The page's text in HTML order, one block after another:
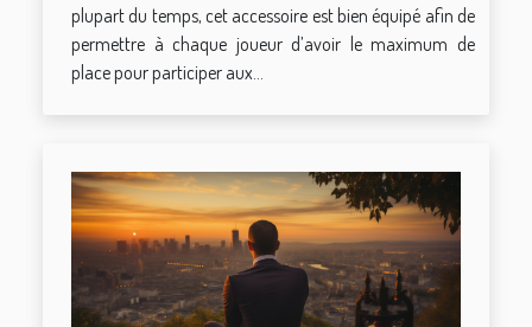
plupart du temps, cet accessoire est bien équipé afin de
permettre à chaque joueur d’avoir le maximum de
place pour participer aux...